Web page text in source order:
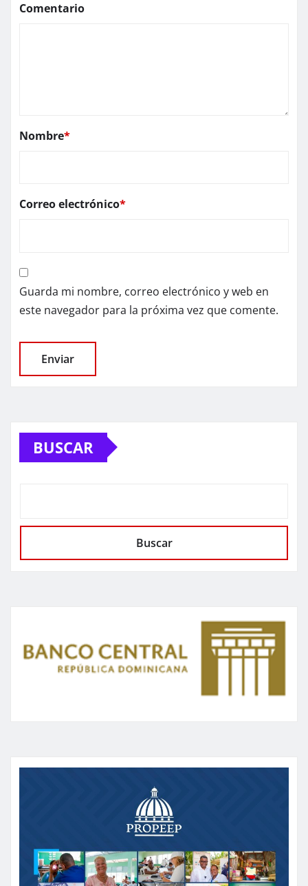
Comentario
Nombre*
Correo electrónico*
Guarda mi nombre, correo electrónico y web en
este navegador para la próxima vez que comente.
BUSCAR
Buscar